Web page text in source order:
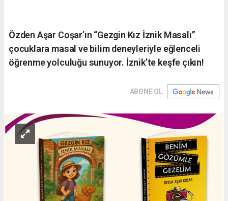
Özden Aşar Coşar’ın “Gezgin Kız İznik Masalı”
çocuklara masal ve bilim deneyleriyle eğlenceli
öğrenme yolculuğu sunuyor. İznik’te keşfe çıkın!
ABONE OL